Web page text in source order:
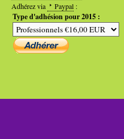
Adhérez via
Paypal :
Type d'adhésion pour 2015 :